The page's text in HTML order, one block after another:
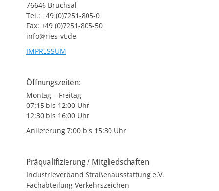
76646 Bruchsal
Tel.: +49 (0)7251-805-0
Fax: +49 (0)7251-805-50
info@ries-vt.de
IMPRESSUM
Öffnungszeiten:
Montag – Freitag
07:15 bis 12:00 Uhr
12:30 bis 16:00 Uhr
Anlieferung 7:00 bis 15:30 Uhr
Präqualifizierung / Mitgliedschaften
Industrieverband Straßenausstattung e.V.
Fachabteilung Verkehrszeichen